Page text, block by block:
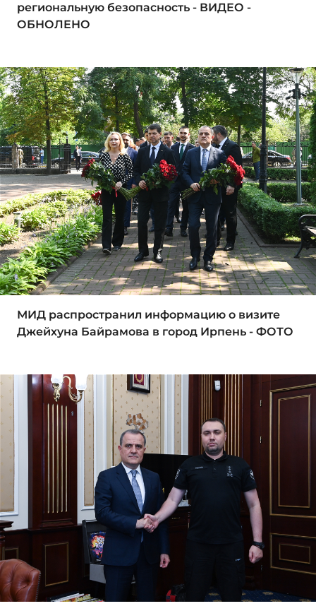
региональную безопасность - ВИДЕО -
ОБНОЛЕНО
МИД распространил информацию о визите
Джейхуна Байрамова в город Ирпень - ФОТО